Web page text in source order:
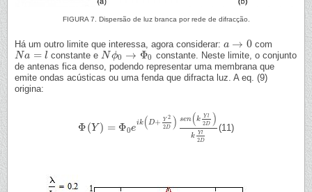
FIGURA 7. Dispersão de luz branca por rede de difracção.
Há um outro limite que interessa, agora considerar: a → 0
a→0 com
Na = l
Na= constante eN ϕ0 → Φ0
Nϕ0→Φ0
constante. Neste limite, o conjunto
de antenas fica denso, podendo representar uma membrana que
emite ondas acústicas ou uma fenda que difracta luz. A eq. (9)
origina:
Φ(Y ) = Φ0e
ik( D+ Y 2
2D ) sen (k Yl
2D )
k Yl
2D
Φ( Y)=Φ0e ik(D+ Y2 D )sen(kYl2D)kYl2D
(11)